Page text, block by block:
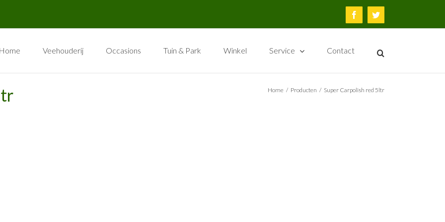
FacebookTwitter
Home Veehouderij Occasions Tuin & Park Winkel Service Contact
Home / Producten / Super Carpolish red 5ltr